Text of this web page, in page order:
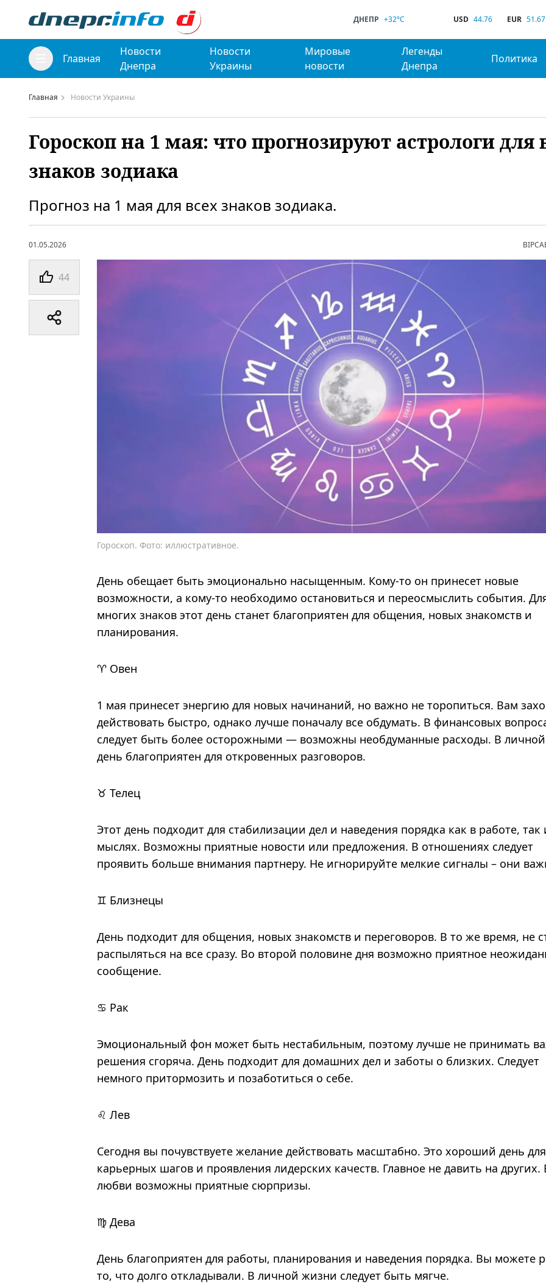
ДНЕПР +32°C USD 44.76 EUR 51.67
Главная
Новости
Днепра
Новости
Украины
Мировые
новости
Легенды
Днепра
Политика
Главная Новости Украины
Гороскоп на 1 мая: что прогнозируют астрологи для
знаков зодиака
Прогноз на 1 мая для всех знаков зодиака.
01.05.2026
44
Гороскоп. Фото: иллюстративное.
День обещает быть эмоционально насыщенным. Кому-то он принесет новые
возможности, а кому-то необходимо остановиться и переосмыслить события.
многих знаков этот день станет благоприятен для общения, новых знакомств и
планирования.
♈ Овен
1 мая принесет энергию для новых начинаний, но важно не торопиться. Вам
действовать быстро, однако лучше поначалу все обдумать. В финансовых
следует быть более осторожными — возможны необдуманные расходы. В
день благоприятен для откровенных разговоров.
♉ Телец
Этот день подходит для стабилизации дел и наведения порядка как в работе, так
мыслях. Возможны приятные новости или предложения. В отношениях следует
проявить больше внимания партнеру. Не игнорируйте мелкие сигналы – они
♊ Близнецы
День подходит для общения, новых знакомств и переговоров. В то же время, не
распыляться на все сразу. Во второй половине дня возможно приятное
сообщение.
♋ Рак
Эмоциональный фон может быть нестабильным, поэтому лучше не принимать
решения сгоряча. День подходит для домашних дел и заботы о близких. Следует
немного притормозить и позаботиться о себе.
♌ Лев
Сегодня вы почувствуете желание действовать масштабно. Это хороший день для
карьерных шагов и проявления лидерских качеств. Главное не давить на других.
любви возможны приятные сюрпризы.
♍ Дева
День благоприятен для работы, планирования и наведения порядка. Вы можете
то, что долго откладывали. В личной жизни следует быть мягче.